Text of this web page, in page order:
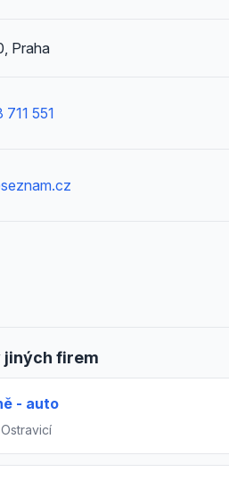
Praha
551
jiných firem
- auto